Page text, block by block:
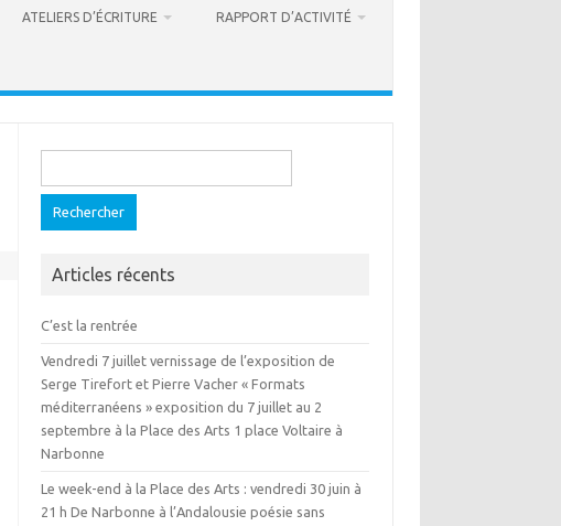
ATELIERS D’ÉCRITURE RAPPORT D’ACTIVITÉ
Articles récents
C’est la rentrée
Vendredi 7 juillet vernissage de l’exposition de
Serge Tirefort et Pierre Vacher « Formats
méditerranéens » exposition du 7 juillet au 2
septembre à la Place des Arts 1 place Voltaire à
Narbonne
Le week-end à la Place des Arts : vendredi 30 juin à
21 h De Narbonne à l’Andalousie poésie sans